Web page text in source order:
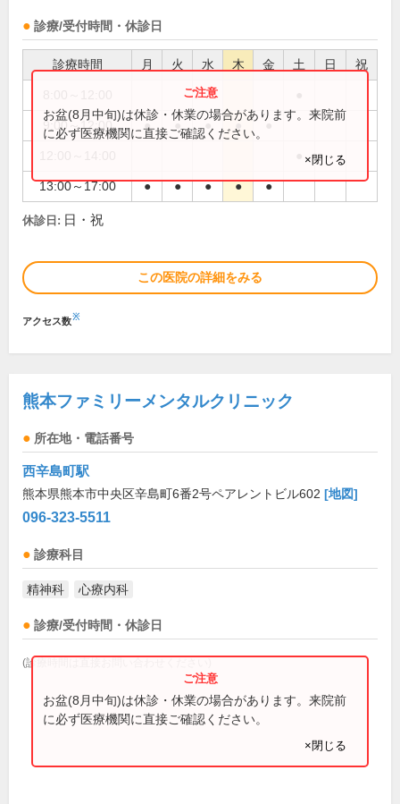
診療/受付時間・休診日
診療時間 月 火 水 木 金 土 日 祝
9:00～12:00 ● ● ● ● ●
13:00～17:00 ● ● ● ● ●
お盆(8月中旬)は休診・休業の場合があります。来院前
に必ず医療機関に直接ご確認ください。
×閉じる
休診日: 日・祝
この医院の詳細をみる
アクセス数※
熊本ファミリーメンタルクリニック
所在地・電話番号
西辛島町駅
熊本県熊本市中央区辛島町6番2号ペアレントビル602 [地図]
096-323-5511
診療科目
精神科 心療内科
診療/受付時間・休診日
(診療時間は直接お問い合わせください)
お盆(8月中旬)は休診・休業の場合があります。来院前
に必ず医療機関に直接ご確認ください。
×閉じる